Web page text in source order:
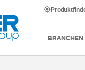
BRANCHEN
Komponenten